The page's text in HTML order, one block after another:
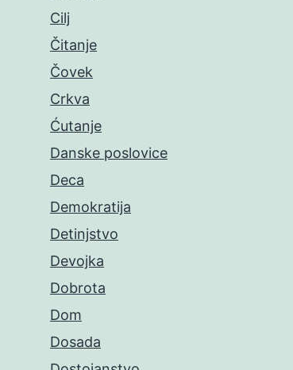
Cilj
Čitanje
Čovek
Crkva
Ćutanje
Danske poslovice
Deca
Demokratija
Detinjstvo
Devojka
Dobrota
Dom
Dosada